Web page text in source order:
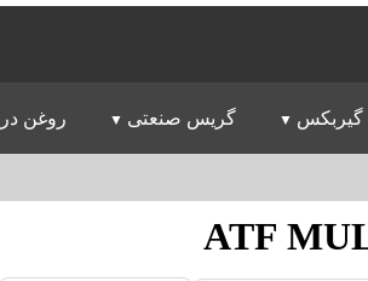
گیربکس گریس صنعتی روغن